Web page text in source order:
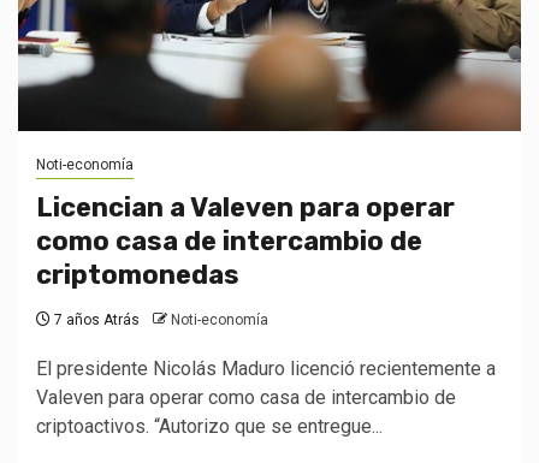
Noti-economía
Licencian a Valeven para operar
como casa de intercambio de
criptomonedas
7 años Atrás Noti-economía
El presidente Nicolás Maduro licenció recientemente a
Valeven para operar como casa de intercambio de
criptoactivos. “Autorizo que se entregue...